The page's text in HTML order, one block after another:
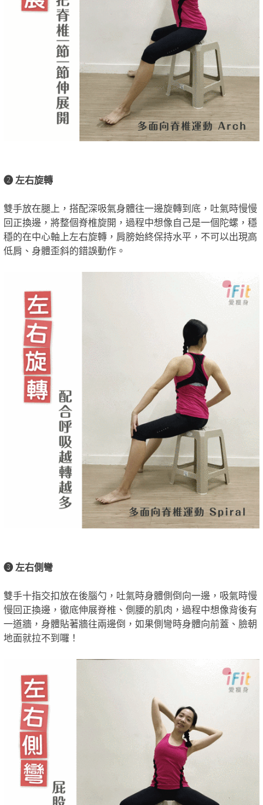
❷ 左右旋轉
雙手放在腿上，搭配深吸氣身體往一邊旋轉到底，吐氣時慢慢
回正換邊，將整個脊椎旋開，過程中想像自己是一個陀螺，穩
穩的在中心軸上左右旋轉，肩膀始終保持水平，不可以出現高
低肩、身體歪斜的錯誤動作。
❸ 左右側彎
雙手十指交扣放在後腦勺，吐氣時身體側倒向一邊，吸氣時慢
慢回正換邊，徹底伸展脊椎、側腰的肌肉，過程中想像背後有
一道牆，身體貼著牆往兩邊倒，如果側彎時身體向前蓋、臉朝
地面就拉不到囉！